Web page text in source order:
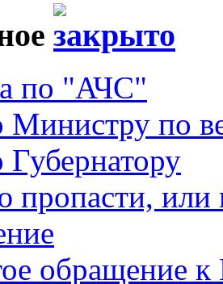
по "АЧС"
по
пропасти, или
обращение к